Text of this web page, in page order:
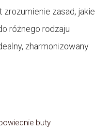
zasad, jakie
różnego rodzaju
zharmonizowany
buty